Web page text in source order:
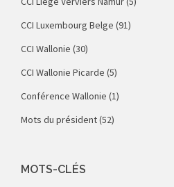
CCI Luxembourg Belge (91)
CCI Wallonie (30)
CCI Wallonie Picarde (5)
Conférence Wallonie (1)
Mots du président(52)
MOTS-CLÉS